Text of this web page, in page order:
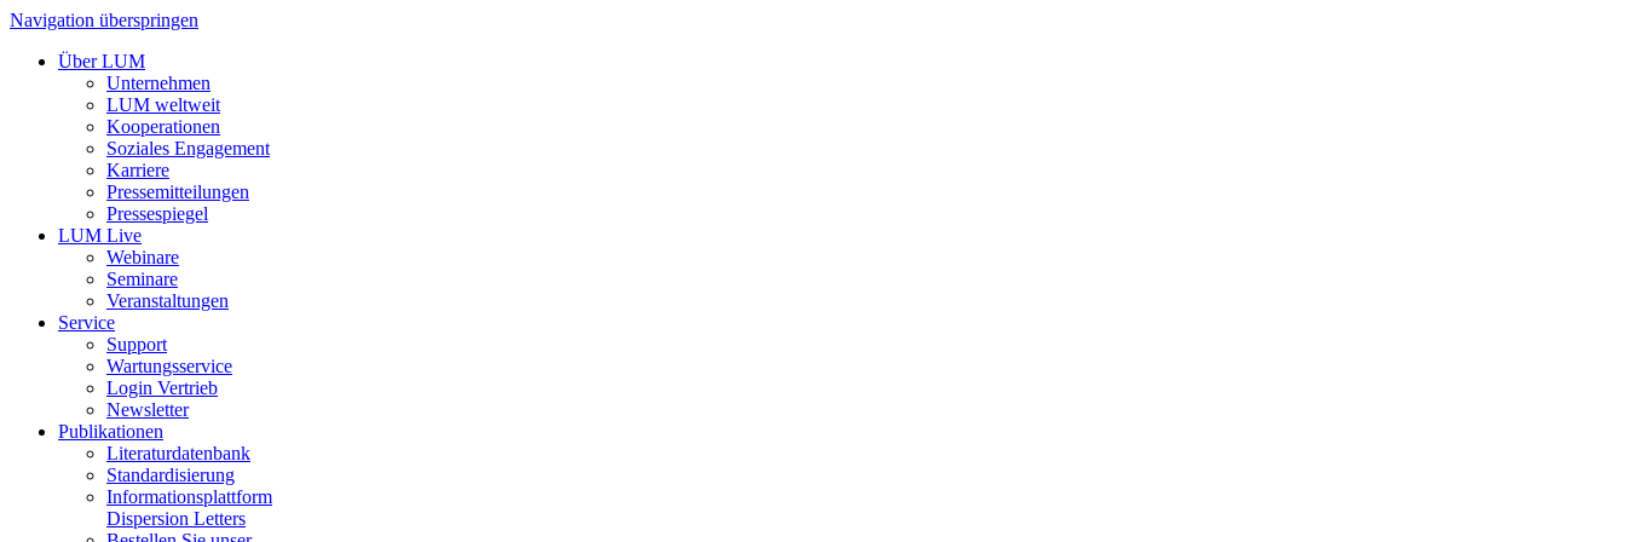
Navigation überspringen
Über LUM
Unternehmen
LUM weltweit
Kooperationen
Soziales Engagement
Karriere
Pressemitteilungen
Pressespiegel
LUM Live
Webinare
Seminare
Veranstaltungen
Service
Support
Wartungsservice
Login Vertrieb
Newsletter
Publikationen
Literaturdatenbank
Standardisierung
Informationsplattform
Dispersion Letters